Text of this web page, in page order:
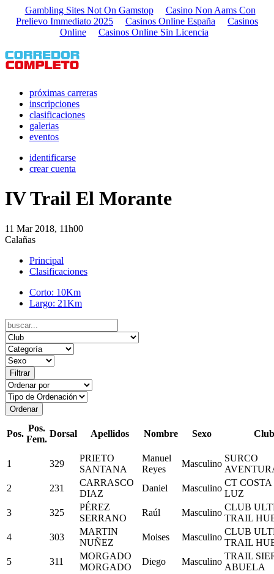
Gambling Sites Not On Gamstop
Casino Non Aams Con
Prelievo Immediato 2025
Casinos Online España
Casinos
Online
Casinos Online Sin Licencia
próximas carreras
inscripciones
clasificaciones
galerias
eventos
identificarse
crear cuenta
IV Trail El Morante
11 Mar 2018, 11h00
Calañas
Principal
Clasificaciones
Corto: 10Km
Largo: 21Km
Pos.
Pos.
Fem.
Dorsal Apellidos Nombre Sexo Club
1 329
PRIETO
SANTANA
Manuel
Reyes
Masculino
SURCO
2
231
CARRASCO
DIAZ
Daniel Masculino
CT
LUZ
3
325
PÉREZ
SERRANO
Raúl Masculino
CLUB
TRAIL
4
303
MARTIN
NUÑEZ
Moises Masculino
CLUB
TRAIL
5
311
MORGADO
MORGADO
Diego Masculino
TRAIL
ABUELA